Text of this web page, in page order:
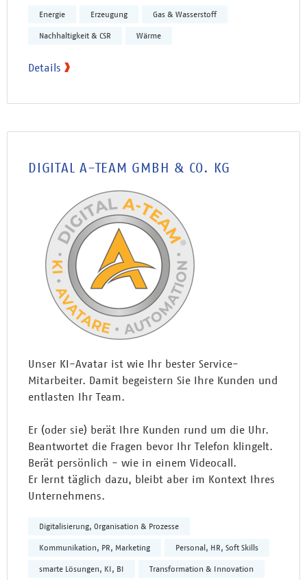
Energie Erzeugung Gas & Wasserstoff
Nachhaltigkeit & CSR Wärme
Details
DIGITAL A-TEAM GMBH & CO. KG
Unser KI-Avatar ist wie Ihr bester Service-
Mitarbeiter. Damit begeistern Sie Ihre Kunden und
entlasten Ihr Team.
Er (oder sie) berät Ihre Kunden rund um die Uhr.
Beantwortet die Fragen bevor Ihr Telefon klingelt.
Berät persönlich - wie in einem Videocall.
Er lernt täglich dazu, bleibt aber im Kontext Ihres
Unternehmens.
Digitalisierung, Organisation & Prozesse
Kommunikation, PR, Marketing Personal, HR, Soft Skills
smarte Lösungen, KI, BI Transformation & Innovation